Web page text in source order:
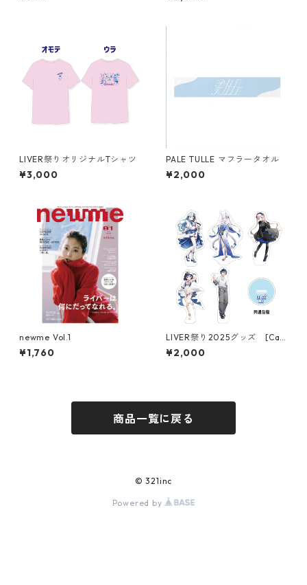
LIVER祭りオリジナルTシャツ
¥3,000
PALE TULLE マフラータオル
¥2,000
newme Vol.1
¥1,760
LIVER祭り2025グッズ [Can
vas Clashアクリルスタンド］
¥2,000
商品一覧に戻る
© 321inc
Powered by